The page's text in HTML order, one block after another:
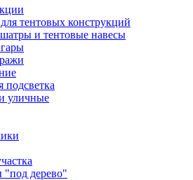
тентовых конструкций
и тентовые навесы
подсветка
уличные
дерево"